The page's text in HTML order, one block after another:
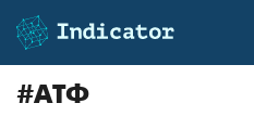
#АТФ